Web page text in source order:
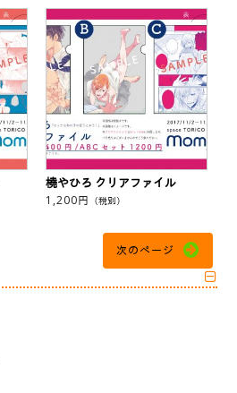
橈やひろ クリアファイル
1,200円 （税別）
次のページ